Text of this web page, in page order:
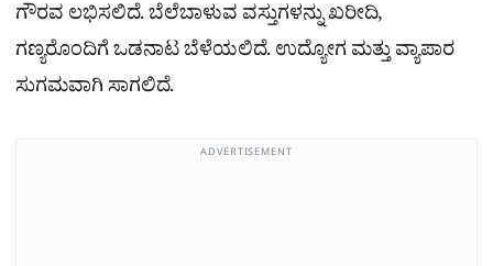
ಗೌರವ ಲಭಿಸಲಿದೆ. ಬೆಲೆಬಾಳುವ ವಸ್ತುಗಳನ್ನು ಖರೀದಿ,
ಗಣ್ಯರೊಂದಿಗೆ ಒಡನಾಟ ಬೆಳೆಯಲಿದೆ. ಉದ್ಯೋಗ ಮತ್ತು ವ್ಯಾಪಾರ
ಸುಗಮವಾಗಿ ಸಾಗಲಿದೆ.
ADVERTISEMENT